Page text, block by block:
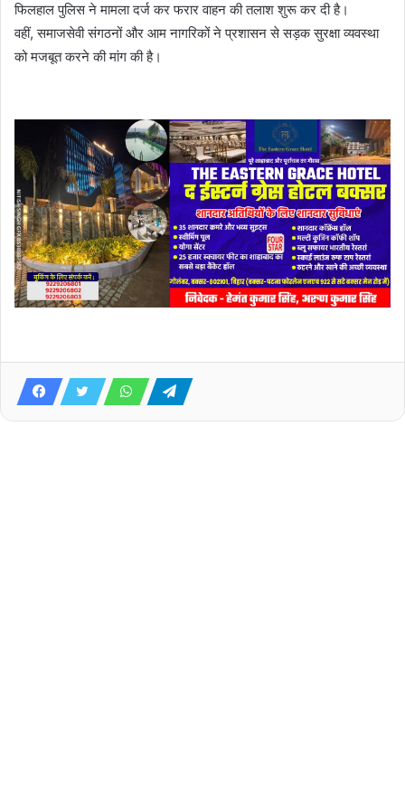
फिलहाल पुलिस ने मामला दर्ज कर फरार वाहन की तलाश शुरू कर दी है।
वहीं, समाजसेवी संगठनों और आम नागरिकों ने प्रशासन से सड़क सुरक्षा व्यवस्था
को मजबूत करने की मांग की है।